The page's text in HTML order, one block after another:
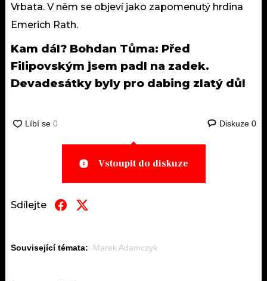
Vrbata. V něm se objeví jako zapomenutý hrdina
Emerich Rath.
Kam dál? Bohdan Tůma: Před
Filipovským jsem padl na zadek.
Devadesátky byly pro dabing zlatý důl
Diskuze 0
Vstoupit do diskuze
Sdílejte
Související témata: Marek Adamczyk